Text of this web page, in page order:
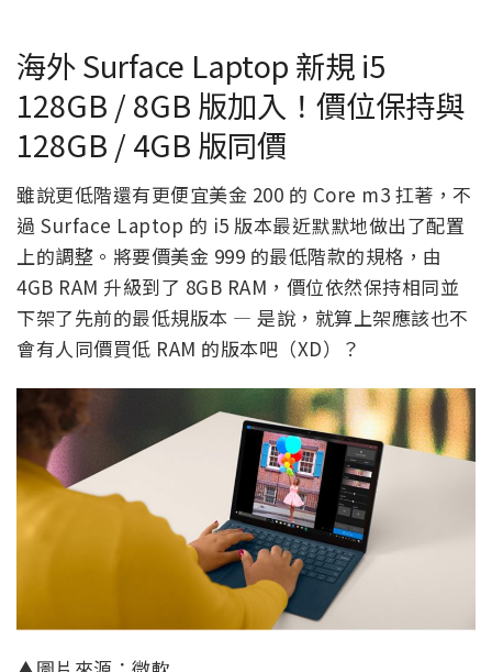
海外 Surface Laptop 新規 i5
128GB / 8GB 版加入！價位保持與
128GB / 4GB 版同價
雖說更低階還有更便宜美金 200 的 Core m3 扛著，不
過 Surface Laptop 的 i5 版本最近默默地做出了配置
上的調整。將要價美金 999 的最低階款的規格，由
4GB RAM 升級到了 8GB RAM，價位依然保持相同並
下架了先前的最低規版本 — 是說，就算上架應該也不
會有人同價買低 RAM 的版本吧（XD）？